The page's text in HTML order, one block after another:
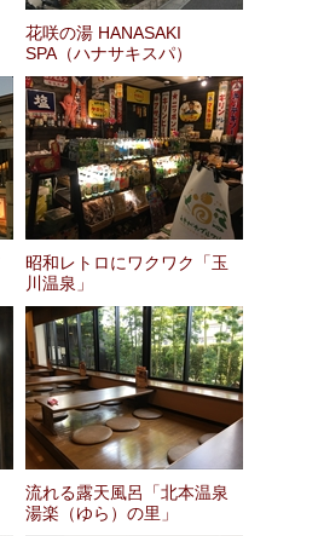
花咲の湯 HANASAKI
SPA（ハナサキスパ）
昭和レトロにワクワク「玉
川温泉」
流れる露天風呂「北本温泉
湯楽（ゆら）の里」